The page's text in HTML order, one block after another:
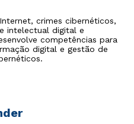
crimes cibernéticos,
intelectual digital e
competências para
digital e gestão de